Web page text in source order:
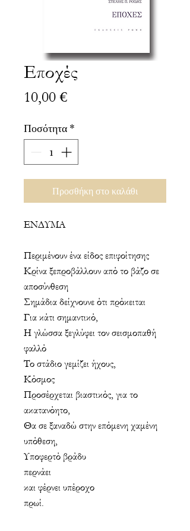
Eποχές
10,00 €Τιμή
Ποσότητα *
Προσθήκη στο καλάθι
ΕΝΔΥΜΑ
Περιμένουν ένα είδος επιφοίτησης
Κρίνα ξεπροβάλλουν από το βάζο σε
αποσύνθεση
Σημάδια δείχνουνε ότι πρόκειται
Για κάτι σημαντικό,
Η γλώσσα ξεγλύφει τον σεισμοπαθή
φαλλό
Το στάδιο γεμίζει ήχους,
Κόσμος
Προσέρχεται βιαστικός, για το
ακατανόητο,
Θα σε ξαναδώ στην επόμενη χαμένη
υπόθεση,
Υποφερτό βράδυ
περνάει
και φέρνει υπέροχο
πρωί.